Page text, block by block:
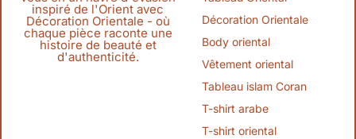
inspiré de l'Orient avec
Décoration Orientale - où
chaque pièce raconte une
histoire de beauté et
d'authenticité.
Décoration Orientale
Body oriental
Vêtement oriental
Tableau islam Coran
T-shirt arabe
T-shirt oriental